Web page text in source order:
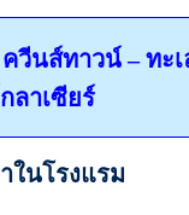
ควีนส์ทาวน์–ทะเ
ลาเซียร์
นโรงแรม